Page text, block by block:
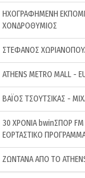
ΗΧΟΓΡΑΦΗΜΕΝΗ
ΧΟΝΔΡΟΘΥΜΙΟΣ
ΣΤΕΦΑΝΟΣ
ATHENS METRO MALL -
ΒΑΪΟΣ ΤΣΟΥΤΣΙΚΑΣ -
30 ΧΡΟΝΙΑ bwinΣΠΟΡ
ΕΟΡΤΑΣΤΙΚΟ
ΖΩΝΤΑΝΑ ΑΠΟ ΤΟ